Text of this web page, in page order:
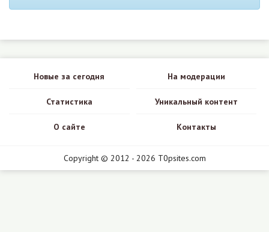
Новые за сегодня На модерации
Статистика Уникальный контент
О сайте Контакты
Copyright © 2012 - 2026 T0psites.com